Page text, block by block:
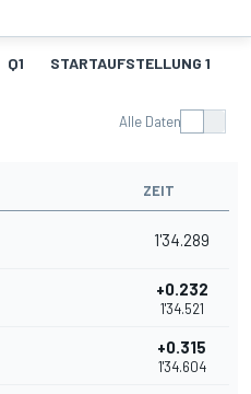
Q1 STARTAUFSTELLUNG 1
Alle Daten
ZEIT
1'34.289
+0.232
1'34.521
+0.315
1'34.604